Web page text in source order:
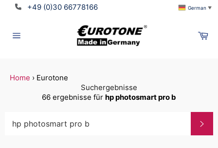
Direkt
+49 (0)30 66778166 German ▼
Home › Eurotone
Suchergebnisse
66 ergebnisse für hp photosmart pro b